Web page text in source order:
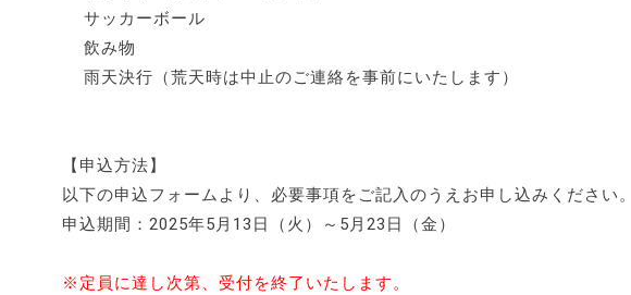
サッカーボール
飲み物
雨天決行（荒天時は中止のご連絡を事前にいたします）
【申込方法】
以下の申込フォームより、必要事項をご記入のうえお申し込みください。
申込期間：2025年5月13日（火）～5月23日（金）
※定員に達し次第、受付を終了いたします。